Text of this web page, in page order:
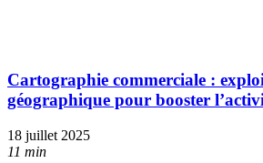
Cartographie commerciale :
géographique pour booster
18 juillet 2025
11 min